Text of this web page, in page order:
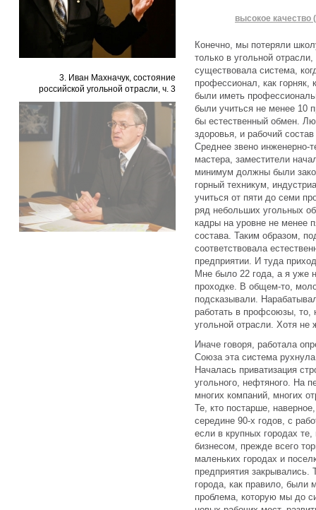
3. Иван Махначук, состояние
российской угольной отрасли, ч. 3
высокое качество
Конечно, мы потеряли
только в угольной
существовала система,
профессионал, как
были иметь
были учиться не менее 10
бы естественный обмен.
здоровья, и рабочий
Среднее звено инженерно-
мастера, заместители
минимум должны были
горный техникум,
учиться от пяти до семи
ряд небольших угольных
кадры на уровне не менее
состава. Таким образом,
соответствовала
предприятии. И туда
Мне было 22 года, а я уже
проходке. В общем-то,
подсказывали.
работать в профсоюзы, то,
угольной отрасли. Хотя не
Иначе говоря, работала
Союза эта система
Началась приватизация
угольного, нефтяного. На
многих компаний, многих
Те, кто постарше,
середине 90-х годов, с
если в крупных городах
бизнесом, прежде всего
маленьких городах и
предприятия закрывались.
города, как правило, были
проблема, которую мы до